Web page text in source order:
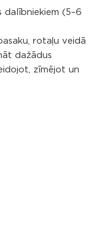
dalībniekiem (5–6
rotaļu veidā
dažādus
zīmējot un